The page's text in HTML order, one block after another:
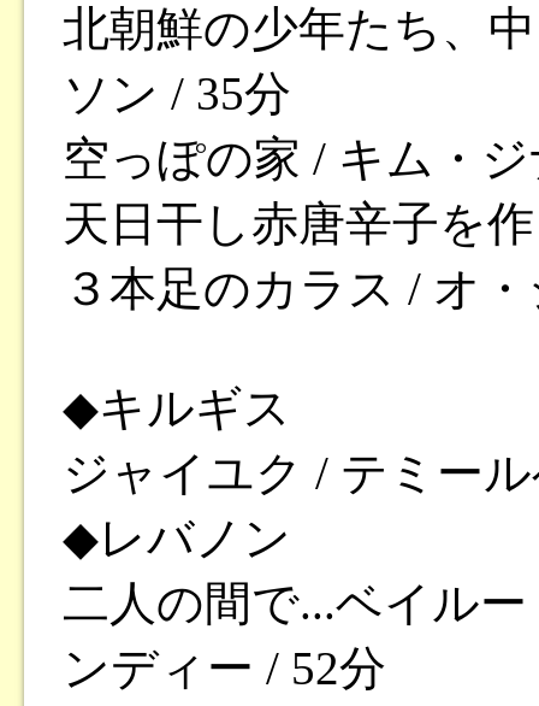
北朝鮮の少年たち、
ソン / 35分
空っぽの家 / キム・ジ
天日干し赤唐辛子を
３本足のカラス / オ
◆キルギス
ジャイユク / テミー
◆レバノン
二人の間で...ベイル
ンディー / 52分